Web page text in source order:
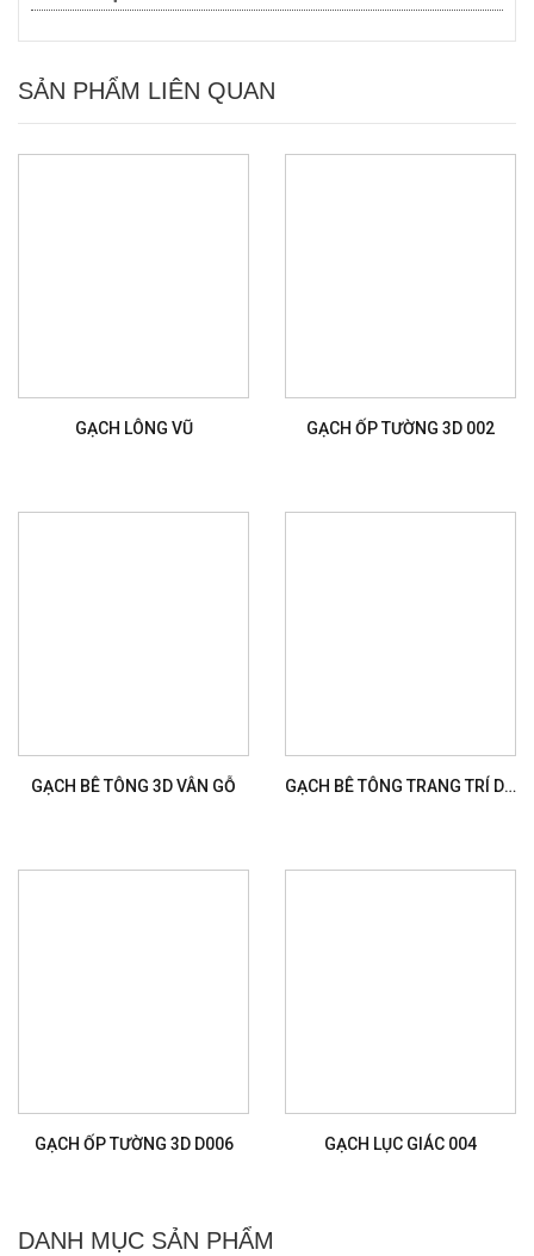
SẢN PHẨM LIÊN QUAN
GẠCH LÔNG VŨ GẠCH ỐP TƯỜNG 3D 002
GẠCH BÊ TÔNG 3D VÂN GỖ GẠCH BÊ TÔNG TRANG TRÍ D051
GẠCH ỐP TƯỜNG 3D D006 GẠCH LỤC GIÁC 004
DANH MỤC SẢN PHẨM